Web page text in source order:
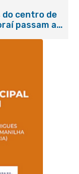
do centro de
passam a